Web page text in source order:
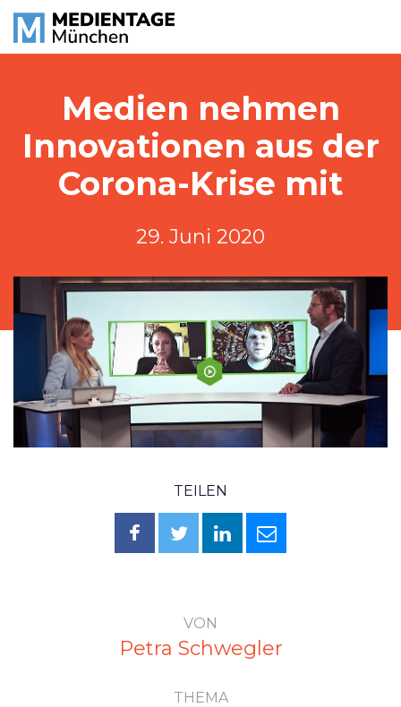
Medien nehmen
Innovationen aus der
Corona-Krise mit
29. Juni 2020
TEILEN
VON
Petra Schwegler
THEMA